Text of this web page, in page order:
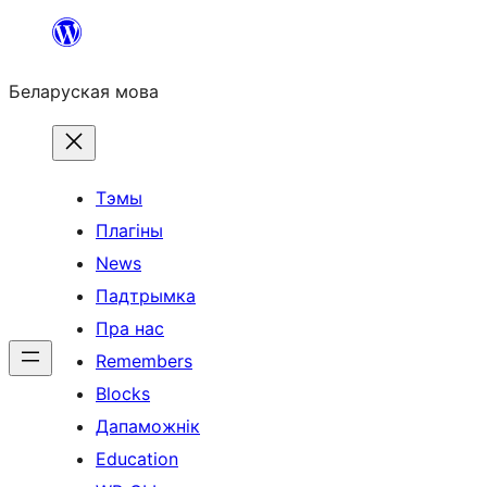
Перайсці
змесціва
Беларуская мова
Тэмы
Плагіны
News
Падтрымка
Пра нас
Remembers
Blocks
Дапаможнік
Education